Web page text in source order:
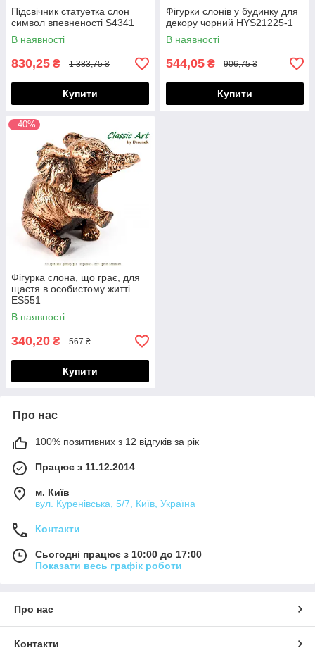
Підсвічник статуетка слон
символ впевненості S4341
В наявності
830,25 ₴ 1 383,75 ₴
Купити
Фігурки слонів у будинку для
декору чорний HYS21225-1
В наявності
544,05 ₴ 906,75 ₴
Купити
–40%
Фігурка слона, що грає, для
щастя в особистому житті
ES551
В наявності
340,20 ₴ 567 ₴
Купити
Про нас
100% позитивних з 12 відгуків за рік
Працює з 11.12.2014
м. Київ
вул. Куренівська, 5/7, Київ, Україна
Контакти
Сьогодні працює з 10:00 до 17:00
Показати весь графік роботи
Про нас
Контакти